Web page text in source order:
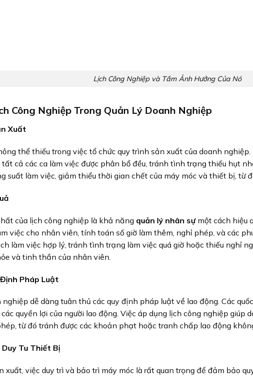
Lịch Công Nghiệp và Tầm Ảnh Hưởng Của Nó
Công Nghiệp Trong Quản Lý Doanh Nghiệp
Xuất
thể thiếu trong việc tổ chức quy trình sản xuất của doanh
cả các ca làm việc được phân bổ đều, tránh tình trạng thiếu hụt
suất làm việc, giảm thiểu thời gian chết của máy móc và thiết bị, từ
của lịch công nghiệp là khả năng quản lý nhân sựmột cách hiệu
việc cho nhân viên, tính toán số giờ làm thêm, nghỉ phép, và các
làm việc hợp lý, tránh tình trạng làm việc quá giờ hoặc thiếu nghỉ
và tinh thần của nhân viên.
Pháp Luật
dễ dàng tuân thủ các quy định pháp luật về lao động. Các
quyền lợi của người lao động. Việc áp dụng lịch công nghiệp
từ đó tránh được các khoản phạt hoặc tranh chấp lao động
Duy Tu Thiết Bị
xuất, việc duy trì và bảo trì máy móc là rất quan trọng để đảm bảo